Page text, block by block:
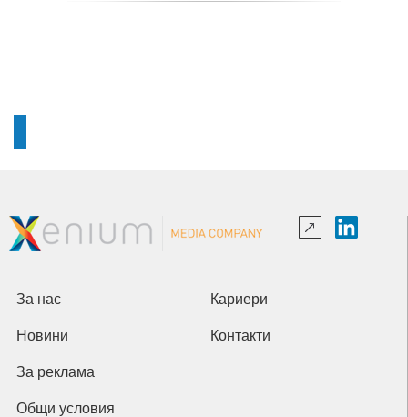
За нас Кариери
Новини Контакти
За реклама
Общи условия